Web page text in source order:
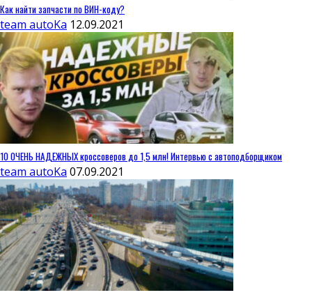
Как найти запчасти по ВИН-коду?
team autoKa 12.09.2021
10 ОЧЕНЬ НАДЕЖНЫХ кроссоверов до 1,5 млн! Интервью с автоподборщиком
team autoKa 07.09.2021